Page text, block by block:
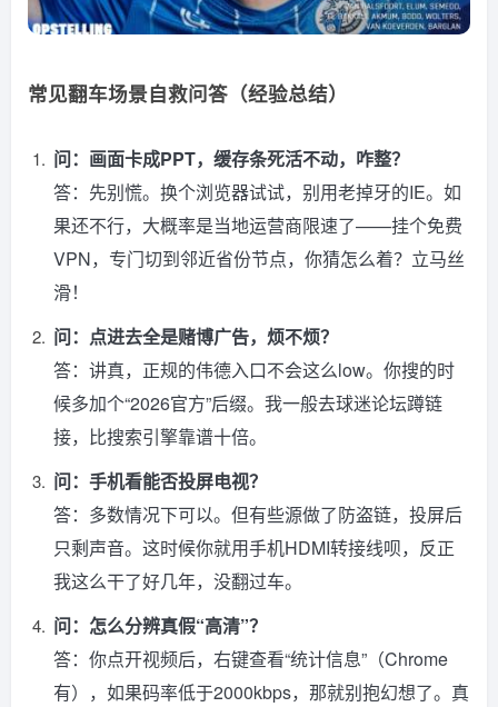
常见翻车场景自救问答（经验总结）
问：画面卡成PPT，缓存条死活不动，咋整？
答：先别慌。换个浏览器试试，别用老掉牙的IE。如
果还不行，大概率是当地运营商限速了——挂个免费
VPN，专门切到邻近省份节点，你猜怎么着？立马丝
滑！
问：点进去全是赌博广告，烦不烦？
答：讲真，正规的伟德入口不会这么low。你搜的时
候多加个“2026官方”后缀。我一般去球迷论坛蹲链
接，比搜索引擎靠谱十倍。
问：手机看能否投屏电视？
答：多数情况下可以。但有些源做了防盗链，投屏后
只剩声音。这时候你就用手机HDMI转接线呗，反正
我这么干了好几年，没翻过车。
问：怎么分辨真假“高清”？
答：你点开视频后，右键查看“统计信息”（Chrome
有），如果码率低于2000kbps，那就别抱幻想了。真